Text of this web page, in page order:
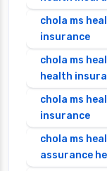
chola ms
insurance
chola ms
health
chola ms
insurance
chola ms
assurance